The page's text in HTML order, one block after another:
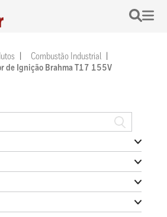
Combustão Industrial
de Ignição Brahma T17 155V